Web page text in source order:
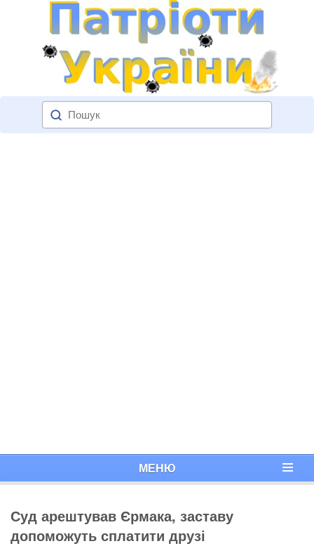
МЕНЮ
Суд арештував Єрмака, заставу
допоможуть сплатити друзі